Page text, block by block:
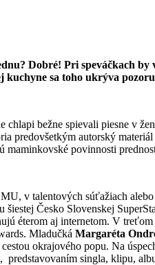
Dobré! Pri speváčkach
kuchyne sa toho ukrýva
bežne spievali piesne v
predovšetkým autorský
povinnosti
v talentových súťažiach
šiestej Česko Slovenskej
éterom aj internetom. V
Mladučká Margaréta
okrajového popu. Na
predstavovaním singla, klipu,